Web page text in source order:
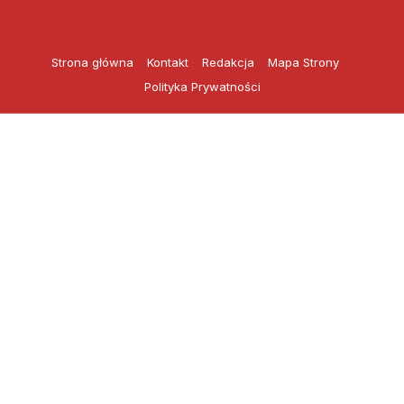
Strona główna Kontakt Redakcja
Mapa Strony
Polityka Prywatności